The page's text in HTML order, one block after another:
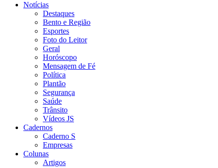
Notícias
Destaques
Bento e Região
Esportes
Foto do Leitor
Geral
Horóscopo
Mensagem de Fé
Política
Plantão
Segurança
Saúde
Trânsito
Vídeos JS
Cadernos
Caderno S
Empresas
Colunas
Artigos